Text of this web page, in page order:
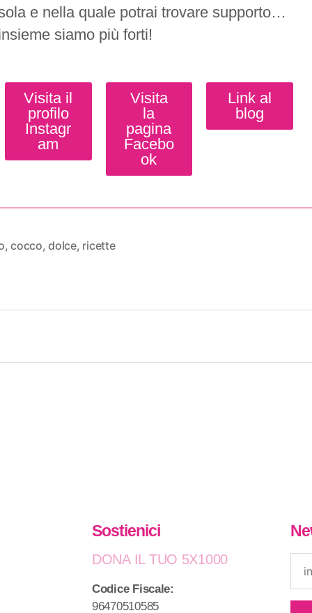
e nella quale potrai trovare supporto…
siamo più forti!
Visita il
profilo
Instagr
am
Visita
la
pagina
Facebo
ok
Link al
blog
,cocco,dolce, ricette
Sostienici
DONA IL TUO 5X1000
Codice Fiscale:
96470510585